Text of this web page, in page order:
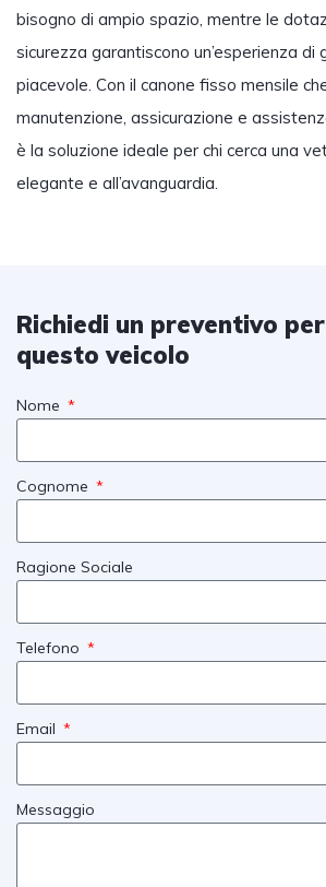
bisogno di ampio spazio, mentre le
sicurezza garantiscono un’esperienza di
piacevole. Con il canone fisso mensile
manutenzione, assicurazione e
è la soluzione ideale per chi cerca una
elegante e all’avanguardia.
Richiedi un preventivo
questo veicolo
Nome
Cognome
Ragione Sociale
Telefono
Email
Messaggio